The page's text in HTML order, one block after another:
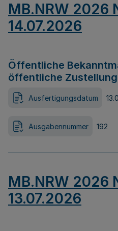
MB.NRW 2026
14.07.2026
Öffentliche
öffentliche Zustellung
Ausfertigungsdatum
Ausgabennummer 192
MB.NRW 2026
13.07.2026